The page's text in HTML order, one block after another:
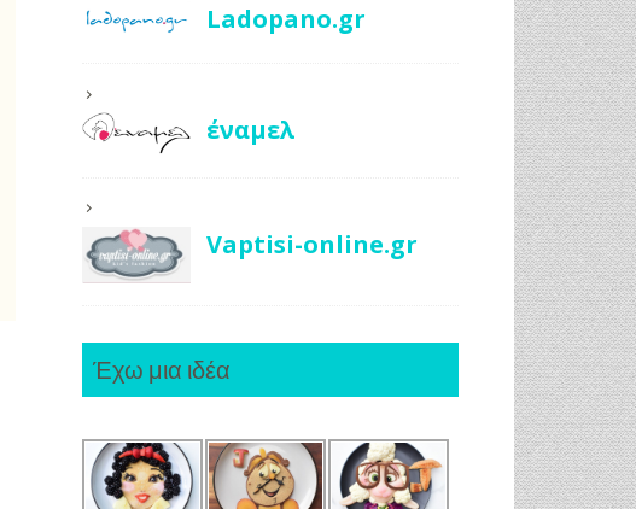
Ladopano.gr
έναμελ
Vaptisi-online.gr
Έχω μια ιδέα